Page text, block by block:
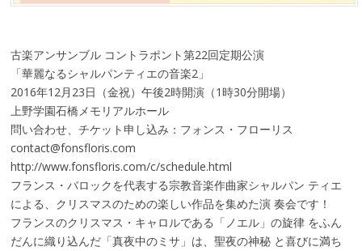
古楽アンサンブル コントラポント第22回定期公演
「華麗なるシャルパンティエの音楽2」
2016年12月23日（金祝）午後2時開演（1時30分開場）
上野学園石橋メモリアルホール
問い合わせ、チケット申し込み：フォンス・フローリス
contact@fonsfloris.com
http://www.fonsfloris.com/c/schedule.html
フランス・バロックを代表する宗教音楽作曲家シャルパン ティエ
による、クリスマスのための楽しい作品を集めた演 奏会です！
フランスのクリスマス・キャロルである「ノエル」の旋律 をふん
だんに織り込んだ「真夜中のミサ」は、聖夜の神秘 と喜びに満ち